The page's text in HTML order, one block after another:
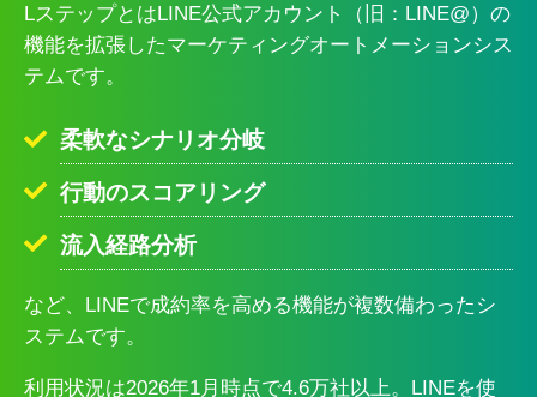
LステップとはLINE公式アカウント（旧：LINE@）の
機能を拡張したマーケティングオートメーションシス
テムです。
柔軟なシナリオ分岐
行動のスコアリング
流入経路分析
など、LINEで成約率を高める機能が複数備わったシ
ステムです。
利用状況は2026年1月時点で4.6万社以上。LINEを使